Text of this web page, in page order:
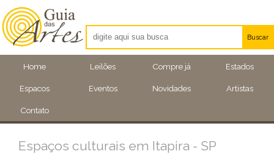
Home Leilões Compre já Estados
Espacos Eventos Novidades Artistas
Contato
Buscar
Artistas
Eventos
Espaços culturais em Itapira - SP